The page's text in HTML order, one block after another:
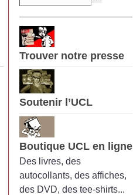
Trouver notre presse
Soutenir l’UCL
Boutique UCL en ligne
Des livres, des
autocollants, des affiches,
des DVD, des tee-shirts...